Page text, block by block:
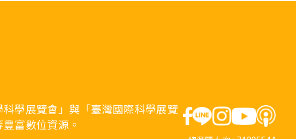
學展覽會」與「臺灣國際科學展覽
富數位資源。